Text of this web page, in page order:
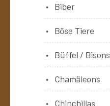
Biber
Böse Tiere
Büffel / Bisons
Chamäleons
Chinchillas